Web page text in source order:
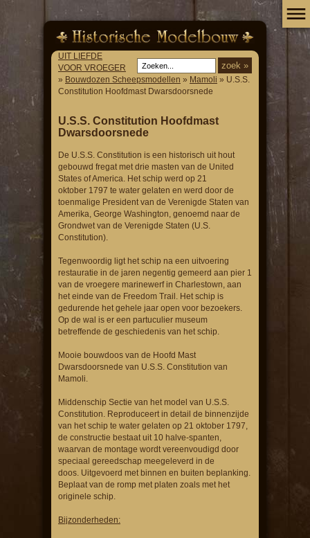
UIT LIEFDE
VOOR VROEGER
» Bouwdozen Scheepsmodellen » Mamoli » U.S.S.
Constitution Hoofdmast Dwarsdoorsnede
U.S.S. Constitution Hoofdmast
Dwarsdoorsnede
De U.S.S. Constitution is een historisch uit hout
gebouwd fregat met drie masten van de United
States of America. Het schip werd op 21
oktober 1797 te water gelaten en werd door de
toenmalige President van de Verenigde Staten van
Amerika, George Washington, genoemd naar de
Grondwet van de Verenigde Staten (U.S.
Constitution).
Tegenwoordig ligt het schip na een uitvoering
restauratie in de jaren negentig gemeerd aan pier 1
van de vroegere marinewerf in Charlestown, aan
het einde van de Freedom Trail. Het schip is
gedurende het gehele jaar open voor bezoekers.
Op de wal is er een partuculier museum
betreffende de geschiedenis van het schip.
Mooie bouwdoos van de Hoofd Mast
Dwarsdoorsnede van U.S.S. Constitution van
Mamoli.
Middenschip Sectie van het model van U.S.S.
Constitution. Reproduceert in detail de binnenzijde
van het schip te water gelaten op 21 oktober 1797,
de constructie bestaat uit 10 halve-spanten,
waarvan de montage wordt vereenvoudigd door
speciaal gereedschap meegeleverd in de
doos. Uitgevoerd met binnen en buiten beplanking.
Beplaat van de romp met platen zoals met het
originele schip.
Bijzonderheden: